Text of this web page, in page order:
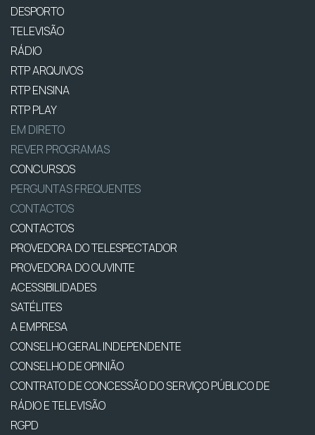
DESPORTO
TELEVISÃO
RÁDIO
RTP ARQUIVOS
RTP ENSINA
RTP PLAY
EM DIRETO
REVER PROGRAMAS
CONCURSOS
PERGUNTAS FREQUENTES
CONTACTOS
CONTACTOS
PROVEDORA DO TELESPECTADOR
PROVEDORA DO OUVINTE
ACESSIBILIDADES
SATÉLITES
A EMPRESA
CONSELHO GERAL INDEPENDENTE
CONSELHO DE OPINIÃO
CONTRATO DE CONCESSÃO DO SERVIÇO PÚBLICO DE
RÁDIO E TELEVISÃO
RGPD